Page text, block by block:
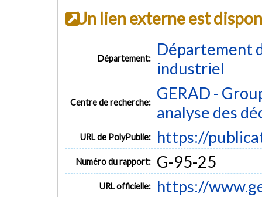
Un lien externe est
Département:
Département
industriel
Centre de recherche:
GERAD -
analyse des
URL de PolyPublie: https://
Numéro du rapport: G-95-25
URL officielle: https://